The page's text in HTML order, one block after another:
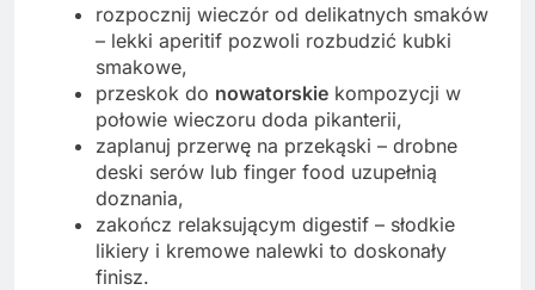
rozpocznij wieczór od delikatnych smaków
– lekki aperitif pozwoli rozbudzić kubki
smakowe,
przeskok do nowatorskie kompozycji w
połowie wieczoru doda pikanterii,
zaplanuj przerwę na przekąski – drobne
deski serów lub finger food uzupełnią
doznania,
zakończ relaksującym digestif – słodkie
likiery i kremowe nalewki to doskonały
finisz.